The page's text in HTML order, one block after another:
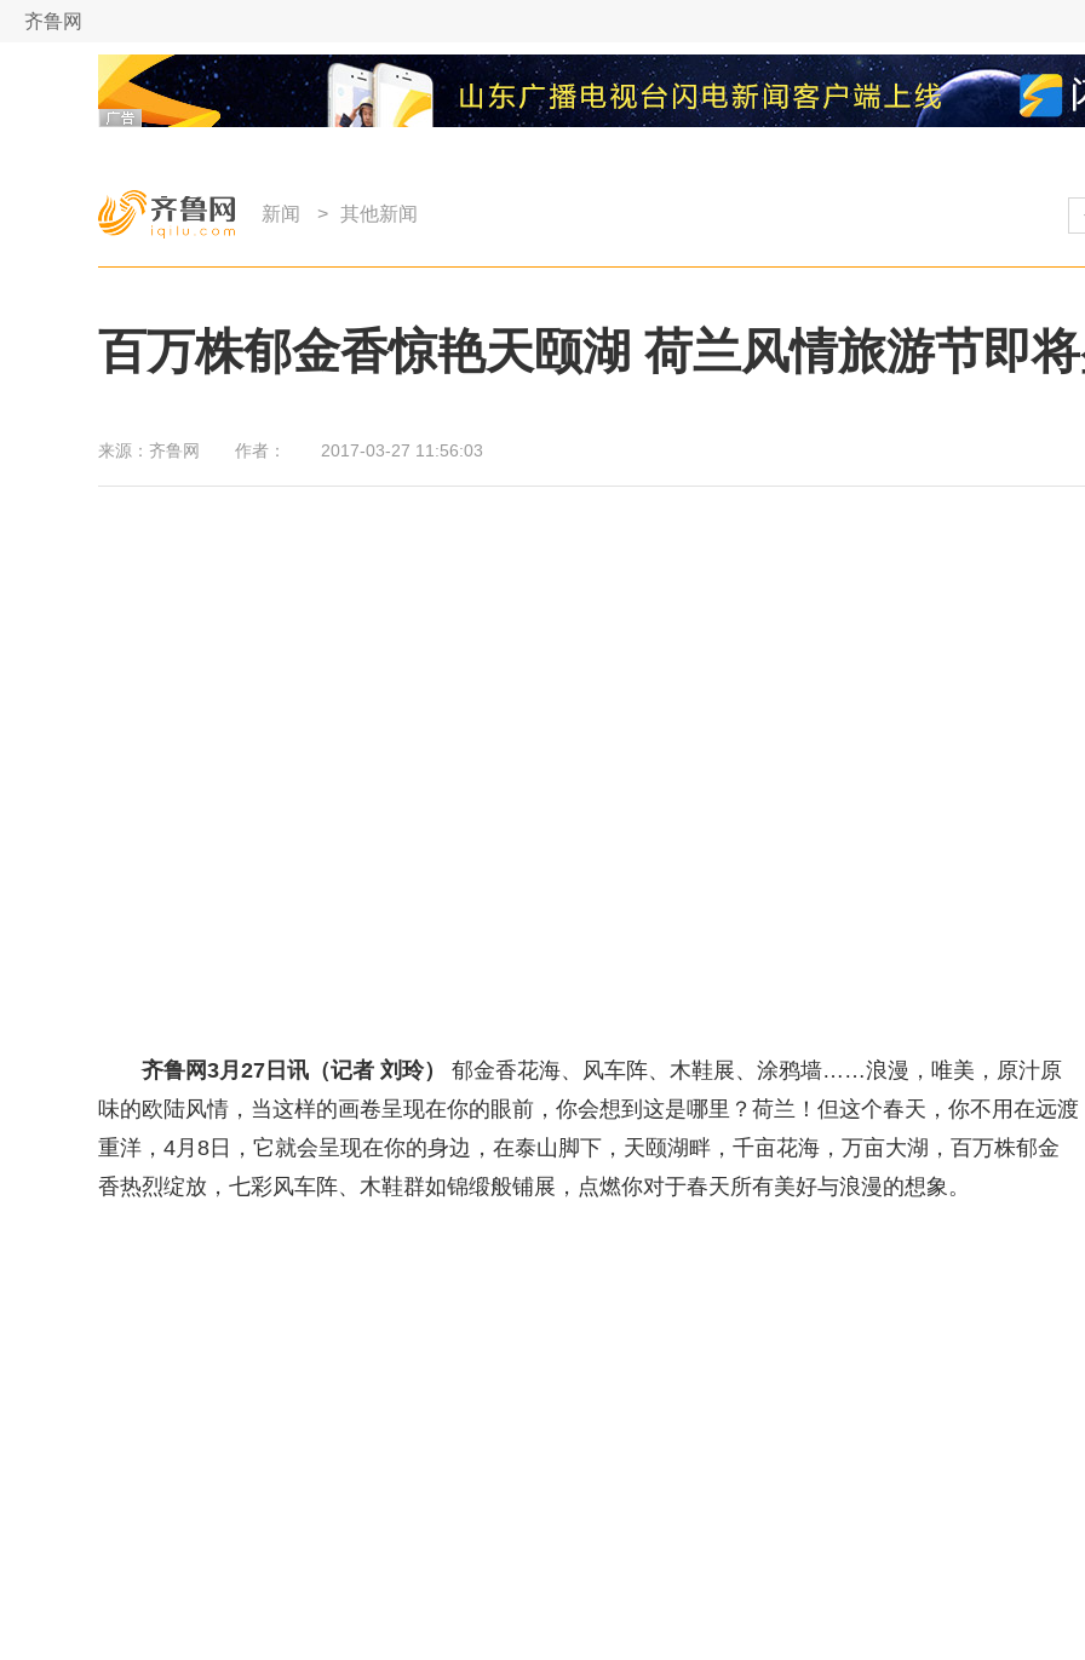
齐鲁网
新闻 > 其他新闻
百万株郁金香惊艳天颐湖 荷兰风情旅游节即
来源： 齐鲁网 作者： 2017-03-27 11:56:03
齐鲁网3月27日讯（记者 刘玲）
郁金香花海、风车阵、木鞋展、涂鸦墙……浪漫，唯美，原汁原
味的欧陆风情，当这样的画卷呈现在你的眼前，你会想到这是哪里？荷兰！但这个春天，你不用在远渡
重洋，4月8日，它就会呈现在你的身边，在泰山脚下，天颐湖畔，千亩花海，万亩大湖，百万株郁金
香热烈绽放，七彩风车阵、木鞋群如锦缎般铺展，点燃你对于春天所有美好与浪漫的想象。